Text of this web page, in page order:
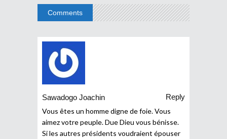
Comments
Sawadogo Joachin
Reply
Vous êtes un homme digne de foie. Vous
aimez votre peuple. Due Dieu vous bénisse.
Si les autres présidents voudraient épouser